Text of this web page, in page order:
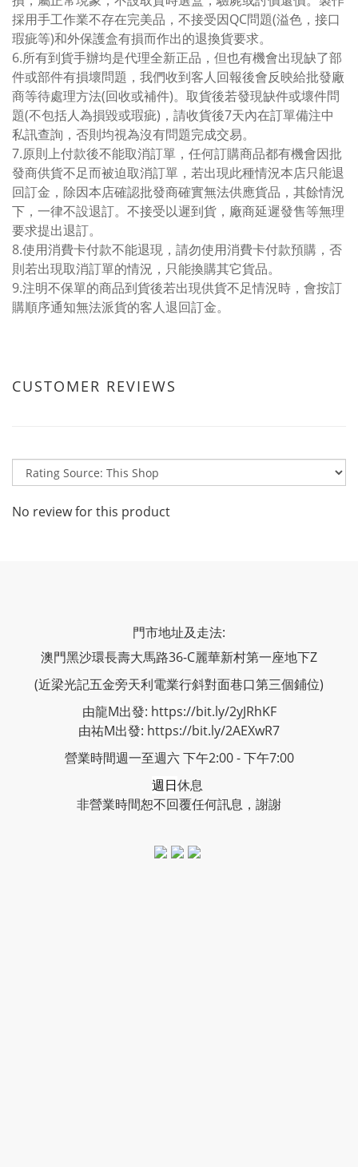
採用手工作業不存在完美品，不接受因QC問題(溢色，接口
瑕疵等)和外保護盒有損而作出的退換貨要求。
6.所有到貨手辦均是代理全新正品，但也有機會出現缺了部
件或部件有損壞問題，我們收到客人回報後會反映給批發廠
商等待處理方法(回收或補件)。取貨後若發現缺件或壞件問
題(不包括人為損毀或瑕疵)，請收貨後7天內在訂單備注中
私訊查詢，否則均視為沒有問題完成交易。
7.原則上付款後不能取消訂單，任何訂購商品都有機會因批
發商供貨不足而被迫取消訂單，若出現此種情況本店只能退
回訂金，除因本店確認批發商確實無法供應貨品，其餘情況
下，一律不設退訂。不接受以遲到貨，廠商延遲發售等無理
要求提出退訂。
8.使用消費卡付款不能退現，請勿使用消費卡付款預購，否
則若出現取消訂單的情況，只能換購其它貨品。
9.注明不保單的商品到貨後若出現供貨不足情況時，會按訂
購順序通知無法派貨的客人退回訂金。
CUSTOMER REVIEWS
No review for this product
門市地址及走法:
澳門黑沙環長壽大馬路36-C麗華新村第一座地下Z
(近梁光記五金旁天利電業行斜對面巷口第三個鋪位)
由龍M出發: https://bit.ly/2yJRhKF
由祐M出發: https://bit.ly/2AEXwR7
營業時間週一至週六 下午2:00 - 下午7:00
週日休息
非營業時間恕不回覆任何訊息，謝謝